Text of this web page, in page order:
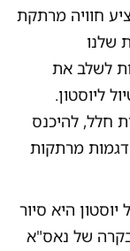
חוויה מרתקת
שלנו
לשלב את
ליוסטון.
חלל, להיכנס
מרתקות
היא סיור
של נאס"א